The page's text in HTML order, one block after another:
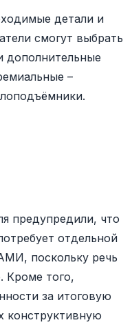
детали и
смогут выбрать
дополнительные
–
предупредили, что
отдельной
поскольку речь
Кроме того,
за итоговую
конструктивную